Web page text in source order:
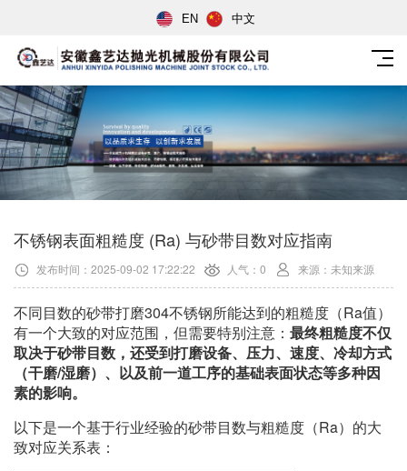
EN 中文
不锈钢表面粗糙度 (Ra) 与砂带目数对应指南
发布时间：2025-09-02 17:22:22 人气：0 来源：未知来源
不同目数的砂带打磨304不锈钢所能达到的粗糙度（Ra值）
有一个大致的对应范围，但需要特别注意： 最终粗糙度不仅
取决于砂带目数，还受到打磨设备、压力、速度、冷却方式
（干磨/湿磨）、以及前一道工序的基础表面状态等多种因
素的影响。
以下是一个基于行业经验的砂带目数与粗糙度（Ra）的大
致对应关系表：